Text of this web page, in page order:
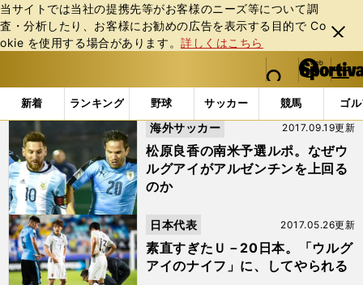
当サイトでは当社の提携先等がお客様のニーズ等について調
査・分析したり、お客様にお勧めの広告を表⽰する⽬的で Co
okie を使⽤する場合があります。詳しくはこちら
閉じ
る
web Sportiva (webスポルティーバ)
検索
マイペ
ー
ジ
メニュ
新着 ランキング 野球 サッカー 競馬 ゴ
b
ス
ル
テ
ィ
ー
バ
「#ウルグアイ」の最新ニュース・ 情報 (2ページ目)
松原良香の南米予選ルポ。なぜウ
ルグアイがアルゼンチンを上回る
のか
2017.09.19更新
海外サッカー
素直すぎたＵ－20日本。「ウルグ
アイのナイフ」に、してやられる
2017.05.26更新
日本代表